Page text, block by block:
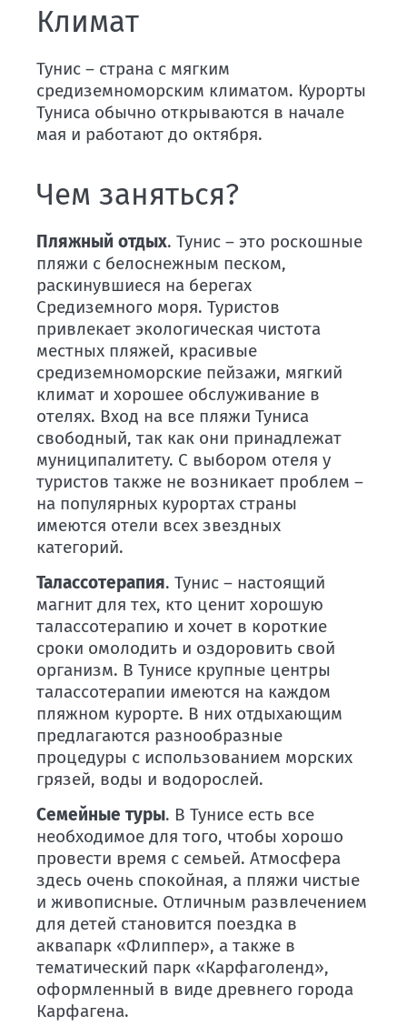
Климат
Тунис – страна с мягким
средиземноморским климатом. Курорты
Туниса обычно открываются в начале
мая и работают до октября.
Чем заняться?
Пляжный отдых. Тунис – это роскошные
пляжи с белоснежным песком,
раскинувшиеся на берегах
Средиземного моря. Туристов
привлекает экологическая чистота
местных пляжей, красивые
средиземноморские пейзажи, мягкий
климат и хорошее обслуживание в
отелях. Вход на все пляжи Туниса
свободный, так как они принадлежат
муниципалитету. С выбором отеля у
туристов также не возникает проблем –
на популярных курортах страны
имеются отели всех звездных
категорий.
Талассотерапия. Тунис – настоящий
магнит для тех, кто ценит хорошую
талассотерапию и хочет в короткие
сроки омолодить и оздоровить свой
организм. В Тунисе крупные центры
талассотерапии имеются на каждом
пляжном курорте. В них отдыхающим
предлагаются разнообразные
процедуры с использованием морских
грязей, воды и водорослей.
Семейные туры. В Тунисе есть все
необходимое для того, чтобы хорошо
провести время с семьей. Атмосфера
здесь очень спокойная, а пляжи чистые
и живописные. Отличным развлечением
для детей становится поездка в
аквапарк «Флиппер», а также в
тематический парк «Карфаголенд»,
оформленный в виде древнего города
Карфагена.